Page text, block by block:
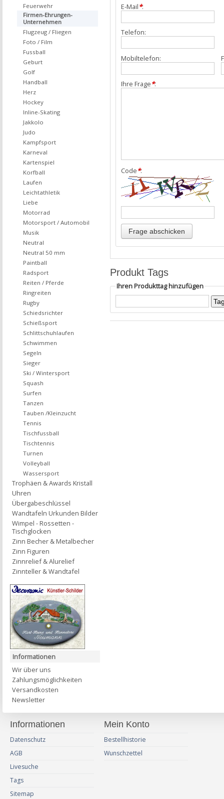
E-Mail*:
Telefon:
Mobiltelefon:
Ihre Frage*:
Code*:
Produkt Tags
Ihren Produkttag hinzufügen
Feuerwehr
Firmen-Ehrungen-
Unternehmen
Flugzeug / Fliegen
Foto / Film
Fussball
Geburt
Golf
Handball
Herz
Hockey
Inline-Skating
Jakkolo
Judo
Kampfsport
Karneval
Kartenspiel
Korfball
Laufen
Leichtathletik
Liebe
Motorrad
Motorsport / Automobil
Musik
Neutral
Neutral 50 mm
Paintball
Radsport
Reiten / Pferde
Ringreiten
Rugby
Schiedsrichter
Schießsport
Schlittschuhlaufen
Schwimmen
Segeln
Sieger
Ski / Wintersport
Squash
Surfen
Tanzen
Tauben /Kleinzucht
Tennis
Tischfussball
Tischtennis
Turnen
Volleyball
Wassersport
Trophäen & Awards Kristall
Uhren
Übergabeschlüssel
Wandtafeln Urkunden Bilder
Wimpel - Rossetten -
Tischglocken
Zinn Becher & Metalbecher
Zinn Figuren
Zinnrelief & Alurelief
Zinnteller & Wandtafel
Informationen
Wir über uns
Zahlungsmöglichkeiten
Versandkosten
Newsletter
Informationen
Datenschutz
AGB
Livesuche
Tags
Sitemap
Mein Konto
Bestellhistorie
Wunschzettel